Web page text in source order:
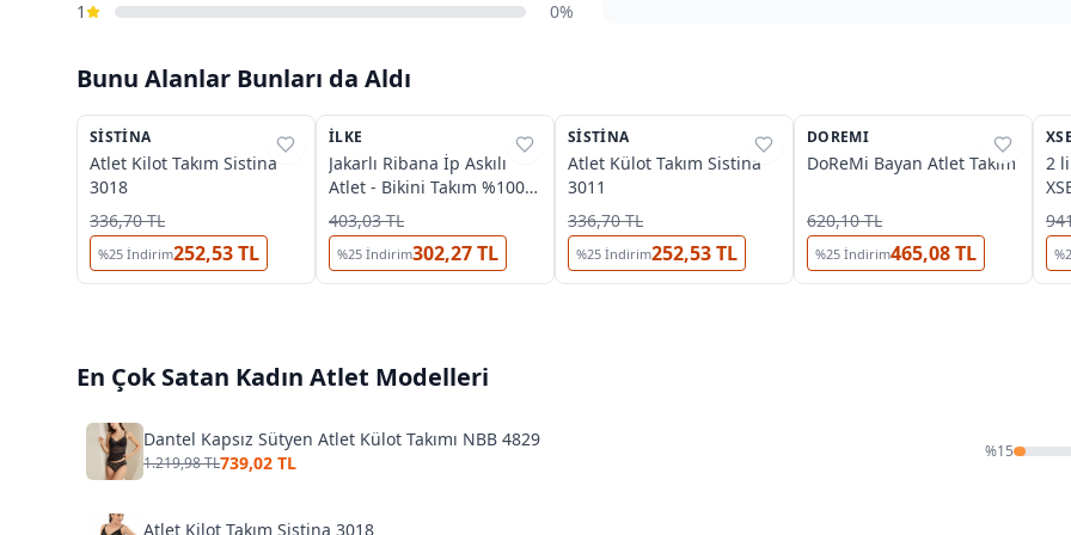
1
0%
Bunu Alanlar Bunları da Aldı
%37
SISTINA
Atlet Kilot Takım Sistina
3018
336,70 TL
%25 İndirim252,53 TL
%37
İLKE
Jakarlı Ribana İp Askılı
Atlet - Bikini Takım %100
Pamuk İlke 2294
403,03 TL
%25 İndirim302,27 TL
%37
SISTINA
Atlet Külot Takım Sistina
3011
336,70 TL
%25 İndirim252,53 TL
%40
DOREMI
DoReMi Bayan Atlet Takım
620,10 TL
%25 İndirim465,08 TL
%
2 li
%
En Çok Satan Kadın Atlet Modelleri
Dantel Kapsız Sütyen Atlet Külot Takımı NBB 4829
1.219,98 TL739,02 TL
%15
Atlet Kilot Takım Sistina 3018